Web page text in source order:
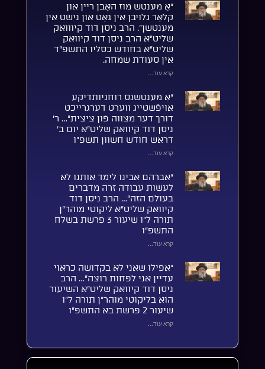
“אַ מענטש מוז האָבן ריין און
קלאָר גלויבן אין גאָט און נישט אין
מענטשן”. הרב ניסן דוד קיווואק
שליט”א הרב ניסן דוד קיוואק
שליט”א בחודש כסליו התשפ”ד
אין סעודת שמחה.
קרא עוד...
“אַ מענטשנס רוחניותדיקע
אויפֿשטייג ווערט דערגרייכט
דורך דער מצווה פֿון ציצית”… ר’
ניסן דוד קיוואק שליט”א יום ב’
דראש חודש חשוון תשפ”ו
קרא עוד...
“אברהם אבינו לימד אותנו לא
לעשות עבודה זרה מדברים
בעולם הזה”… הרב ניסן דוד
קיוואק שליט”א ליקוטי מוהר”ן
תורה ל”ו שיעור 3 פרשת בשלח
התשפ”ו
קרא עוד...
“אפילו שאני לא בקדושה כראוי
עדיין אני לפחות רוצה”… הרב
ניסן דוד קיוואק שליט”א השיעור
הוא בליקוטי מוהר”ן תורה ל”ו
שיעור 2 פרשת בא התשפ”ו
קרא עוד...